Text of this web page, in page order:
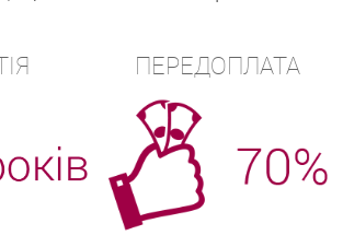
ПЕРЕДОПЛАТА